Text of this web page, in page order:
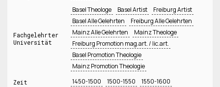
Fachgelehrter
Universität
Basel Theologe Basel Artist
Freiburg Artist
Basel Alle Gelehrten
Freiburg Alle Gelehrten
Mainz Alle Gelehrten
Mainz Theologe
Freiburg Promotion mag.art. / lic.art.
Basel Promotion Theologie
Mainz Promotion Theologie
Zeit 1450-1500 1500-1550 1550-1600